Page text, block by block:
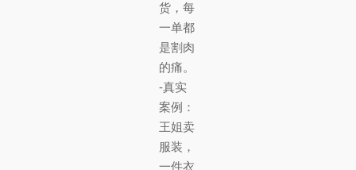
货，每
一单都
是割肉
的痛。
-真实
案例：
王姐卖
服装，
一件衣